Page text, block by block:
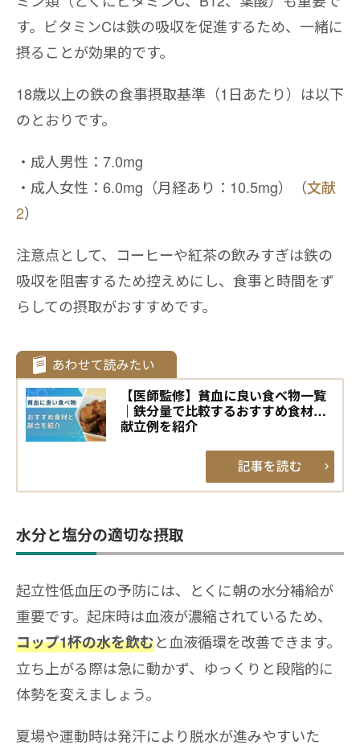
す。ビタミンCは鉄の吸収を促進するため、一緒に
摂ることが効果的です。
18歳以上の鉄の食事摂取基準（1日あたり）は以下
のとおりです。
成人男性：7.0mg
成人女性：6.0mg（月経あり：10.5mg）（文献
2）
注意点として、コーヒーや紅茶の飲みすぎは鉄の
吸収を阻害するため控えめにし、食事と時間をず
らしての摂取がおすすめです。
【医師監修】貧血に良い食べ物一覧
｜鉄分量で比較するおすすめ食材と
献立例を紹介
水分と塩分の適切な摂取
起立性低血圧の予防には、とくに朝の水分補給が
重要です。起床時は血液が濃縮されているため、
コップ1杯の水を飲むと血液循環を改善できます。
立ち上がる際は急に動かず、ゆっくりと段階的に
体勢を変えましょう。
夏場や運動時は発汗により脱水が進みやすいた